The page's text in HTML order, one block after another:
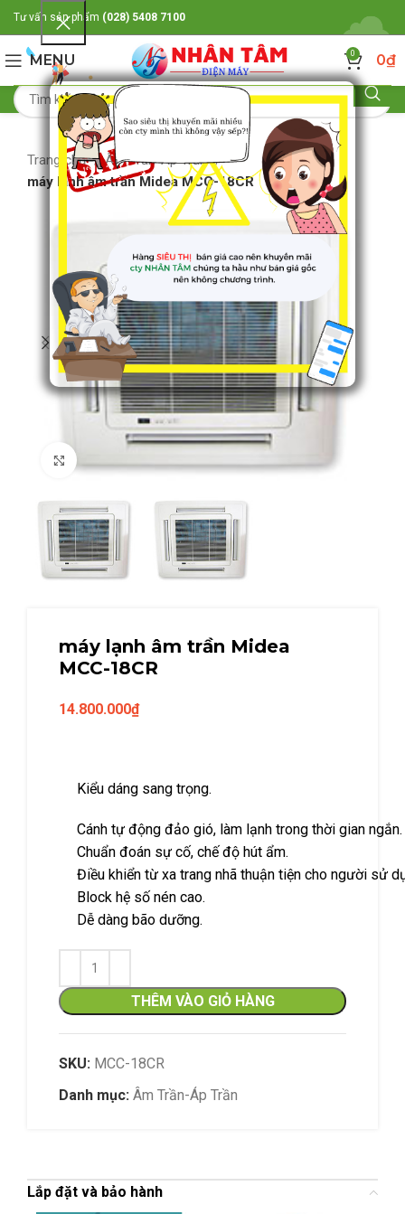
Tư vấn sản phẩm (028) 5408 7100
MENU 0 0₫
Trang chủ
Âm Trần-Áp Trần
máy lạnh âm trần Midea MCC-18CR
máy lạnh âm trần Midea
MCC-18CR
14.800.000₫
Kiểu dáng sang trọng.
Cánh tự động đảo gió, làm lạnh trong thời gian ngắn.
Chuẩn đoán sự cố, chế độ hút ẩm.
Điều khiển từ xa trang nhã thuận tiện cho người sử
Block hệ số nén cao.
Dễ dàng bão dưỡng.
THÊM VÀO GIỎ HÀNG
SKU: MCC-18CR
Danh mục: Âm Trần-Áp Trần
Lắp đặt và bảo hành